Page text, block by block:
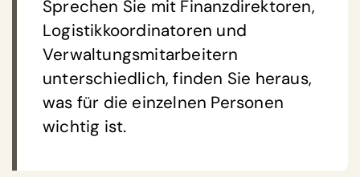
Sprechen Sie mit Finanzdirektoren,
Logistikkoordinatoren und
Verwaltungsmitarbeitern
unterschiedlich, finden Sie heraus,
was für die einzelnen Personen
wichtig ist.